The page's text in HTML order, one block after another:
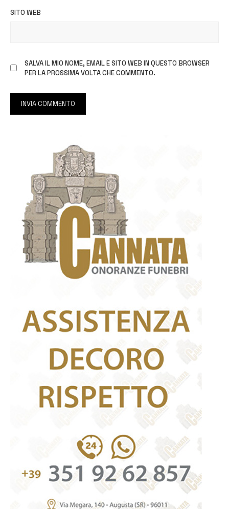
SITO WEB
SALVA IL MIO NOME, EMAIL E SITO WEB IN QUESTO BROWSER
PER LA PROSSIMA VOLTA CHE COMMENTO.